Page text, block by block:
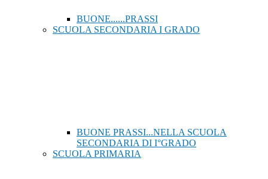
BUONE......PRASSI
SCUOLA SECONDARIA I GRADO
BUONE PRASSI...NELLA SCUOLA
SECONDARIA DI I°GRADO
SCUOLA PRIMARIA